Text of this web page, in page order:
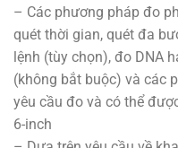
– Các phương pháp đo
quét thời gian, quét đa
lệnh (tùy chọn), đo DNA
(không bắt buộc) và các
yêu cầu đo và có thể
6-inch